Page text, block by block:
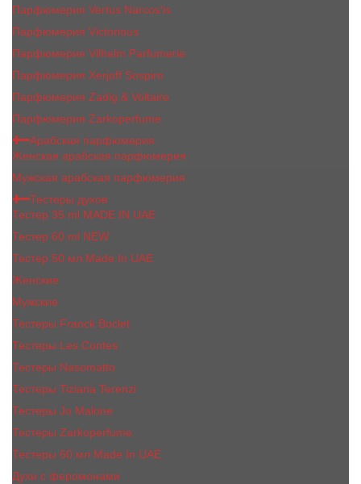
Парфюмерия Vertus Narcos'is
Парфюмерия Victorious
Парфюмерия Vilhelm Parfumerie
Парфюмерия Xerjoff Sospiro
Парфюмерия Zadig & Voltaire
Парфюмерия Zarkoperfume
Арабская парфюмерия
Женская арабская парфюмерия
Мужская арабская парфюмерия
Тестеры духов
Тестер 35 ml MADE IN UAE
Тестер 60 ml NEW
Тестер 50 мл Made In UAE
Женские
Мужские
Тестеры Franck Boclet
Тестеры Les Contes
Тестеры Nasomatto
Тестеры Tiziana Terenzi
Тестеры Jо Malоnе
Тестеры Zarkoperfume
Тестеры 60 мл Made In UAE
Духи с феромонами